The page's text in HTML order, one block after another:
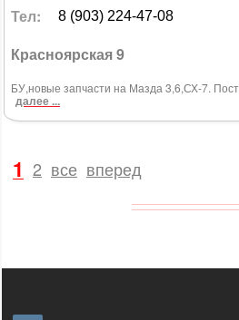
Тел: 8 (903) 224-47-08
Красноярская 9
БУ,новые запчасти на Мазда 3,6,СХ-7.
далее ...
1 2 все вперед